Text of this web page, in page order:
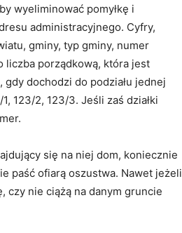
wyeliminować pomyłkę i
administracyjnego. Cyfry,
gminy, typ gminy, numer
liczba porządkową, która jest
dochodzi do podziału jednej
123/2, 123/3. Jeśli zaś działki
się na niej dom, koniecznie
paść ofiarą oszustwa. Nawet jeżeli
czy nie ciążą na danym gruncie